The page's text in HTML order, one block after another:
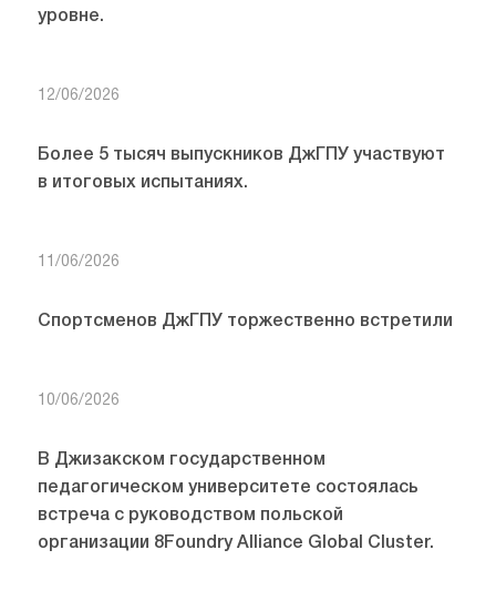
уровне.
12/06/2026
Более 5 тысяч выпускников ДжГПУ участвуют
в итоговых испытаниях.
11/06/2026
Спортсменов ДжГПУ торжественно встретили
10/06/2026
В Джизакском государственном
педагогическом университете состоялась
встреча с руководством польской
организации 8Foundry Alliance Global Cluster.